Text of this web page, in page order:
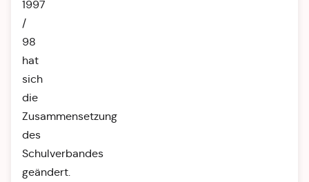
1997
/
98
hat
sich
die
Zusammensetzung
des
Schulverbandes
geändert.